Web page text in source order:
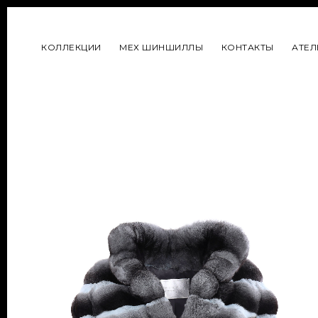
КОЛЛЕКЦИИ МЕХ ШИНШИЛЛЫ КОНТАКТЫ